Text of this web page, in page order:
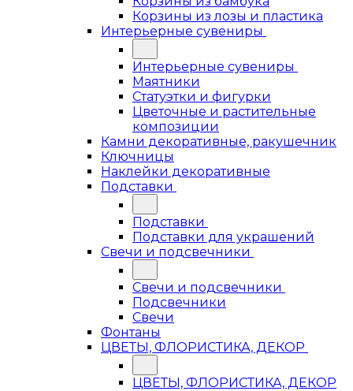
Корзины из лозы и пластика
Интерьерные сувениры
Интерьерные сувениры
Маятники
Статуэтки и фигурки
Цветочные и растительные
композиции
Камни декоративные, ракушечник
Ключницы
Наклейки декоративные
Подставки
Подставки
Подставки для украшений
Свечи и подсвечники
Свечи и подсвечники
Подсвечники
Свечи
Фонтаны
ЦВЕТЫ, ФЛОРИСТИКА, ДЕКОР
ЦВЕТЫ, ФЛОРИСТИКА, ДЕКОР